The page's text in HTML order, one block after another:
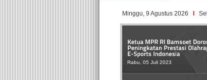
Minggu, 9 Agustus 2026
Rabu, 05 Juli 2023
Sabtu, 28 Januari 2023